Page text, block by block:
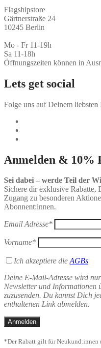
Flagshipstore
Gärtnerstraße 24
10245 Berlin
Mo - Fr 11-19h
Sa 11-18h
Öffnungszeiten können in
Lets get social
Folge uns auf Deinem liebsten
Anmelden & 10%
Sei dabei – werde Teil der
Sichere dir exklusive
Zugang zu besonderen
Abonnent:innen.
Email Adresse*
Vorname*
Ich akzeptiere dieAGBs
Deine E-Mail-Adresse wird
Newsletter und Informationen
zuzusenden. Du kannst Dich
enthaltenen Link abmelden.
*Der Rabatt gilt für Neukund:innen